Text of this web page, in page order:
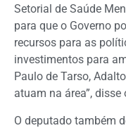
Setorial de Saúde
para que o Governo
recursos para as
investimentos para
Paulo de Tarso,
atuam na área”,
O deputado também